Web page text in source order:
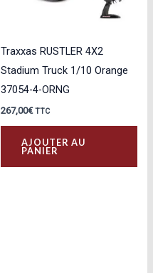
Traxxas RUSTLER 4X2
Stadium Truck 1/10 Orange
37054-4-ORNG
267,00€ TTC
AJOUTER AU
PANIER